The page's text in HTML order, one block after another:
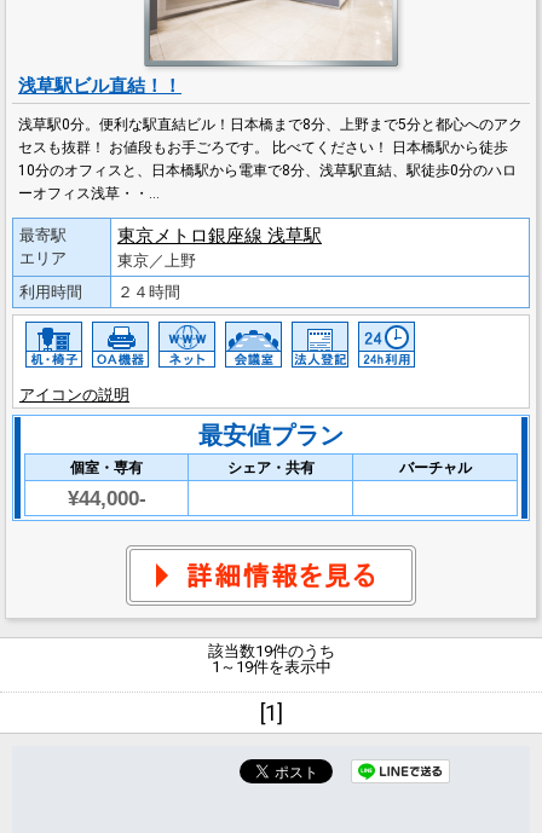
浅草駅ビル直結！！
浅草駅0分。便利な駅直結ビル！日本橋まで8分、上野まで5分と都心へのアク
セスも抜群！ お値段もお手ごろです。 比べてください！ 日本橋駅から徒歩
10分のオフィスと、日本橋駅から電車で8分、浅草駅直結、駅徒歩0分のハロ
ーオフィス浅草・・…
最寄駅
エリア
東京メトロ銀座線 浅草駅
東京／上野
利用時間
２４時間
アイコンの説明
最安値プラン
個室・専有 シェア・共有 バーチャル
¥44,000-
該当数19件のうち
1～19件を表示中
[1]